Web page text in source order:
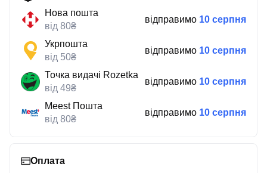
Нова пошта
від 80₴
відправимо 10 серпня
Укрпошта
від 50₴
відправимо 10 серпня
Точка видачі Rozetka
від 49₴
відправимо 10 серпня
Meest Пошта
від 80₴
відправимо 10 серпня
Оплата